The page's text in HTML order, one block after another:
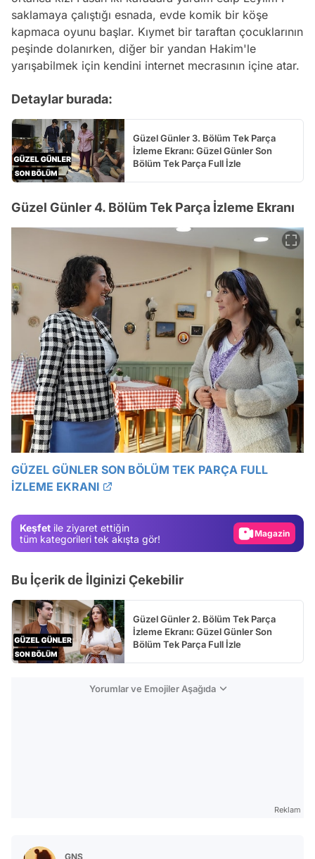
saklamaya çalıştığı esnada, evde komik bir köşe
kapmaca oyunu başlar. Kıymet bir taraftan çocuklarının
peşinde dolanırken, diğer bir yandan Hakim'le
yarışabilmek için kendini internet mecrasının içine atar.
Detaylar burada:
Güzel Günler 3. Bölüm Tek Parça
İzleme Ekranı: Güzel Günler Son
Bölüm Tek Parça Full İzle
Güzel Günler 4. Bölüm Tek Parça İzleme Ekranı
GÜZEL GÜNLER SON BÖLÜM TEK PARÇA FULL
İZLEME EKRANI
Keşfet ile ziyaret ettiğin
tüm kategorileri tek akışta gör!
Video
Video
Bu İçerik de İlginizi Çekebilir
Güzel Günler 2. Bölüm Tek Parça
İzleme Ekranı: Güzel Günler Son
Bölüm Tek Parça Full İzle
Yorumlar ve Emojiler Aşağıda
Reklam
GNS